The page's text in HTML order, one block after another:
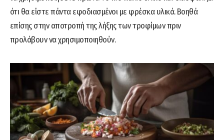
ότι θα είστε πάντα εφοδιασμένοι με φρέσκα υλικά. Βοηθά
επίσης στην αποτροπή της λήξης των τροφίμων πριν
προλάβουν να χρησιμοποιηθούν.